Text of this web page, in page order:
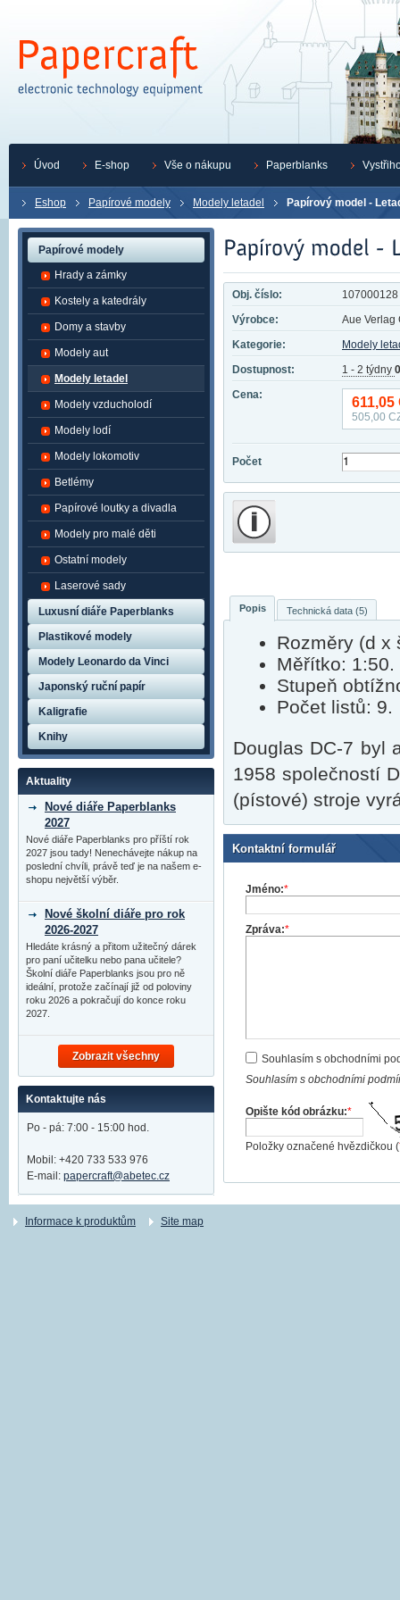
Eshop Papírové modely Modely letadel Papírový model -
Obj. číslo:
107000128
Výrobce:
Aue Verlag
Kategorie:
Modely
Dostupnost:
1 - 2 týdny
Cena:
611,05
505,00
Počet
Popis Technická data (5)
Rozměry (d x
Měřítko: 1:50.
Stupeň
Počet listů: 9.
Douglas DC-7 byl
1958 společností
(pístové) stroje
Kontaktní formulář
Jméno:*
Zpráva:*
Souhlasím s obchodními
Souhlasím s obchodními
Opište kód obrázku:*
Položky označené hvězdičkou (
Papírové modely
Hrady a zámky
Kostely a katedrály
Domy a stavby
Modely aut
Modely letadel
Modely vzducholodí
Modely lodí
Modely lokomotiv
Betlémy
Papírové loutky a divadla
Modely pro malé děti
Ostatní modely
Laserové sady
Luxusní diáře Paperblanks
Plastikové modely
Modely Leonardo da Vinci
Japonský ruční papír
Kaligrafie
Knihy
Aktuality
Nové diáře Paperblanks
2027
Nové diáře Paperblanks pro příští rok
2027 jsou tady! Nenechávejte nákup na
poslední chvíli, právě teď je na našem e-
shopu největší výběr.
Nové školní diáře pro rok
2026-2027
Hledáte krásný a přitom užitečný dárek
pro paní učitelku nebo pana učitele?
Školní diáře Paperblanks jsou pro ně
ideální, protože začínají již od poloviny
roku 2026 a pokračují do konce roku
2027.
Zobrazit všechny
Kontaktujte nás
Po - pá: 7:00 - 15:00 hod.
Mobil: +420 733 533 976
E-mail: papercraft@abetec.cz
Informace k produktům Site map
Úvod E-shop Vše o nákupu Paperblanks